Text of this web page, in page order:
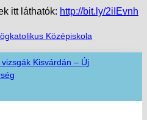
itt láthatók: http://bit.ly/2iIEvnh
Középiskola
Kisvárdán – Új